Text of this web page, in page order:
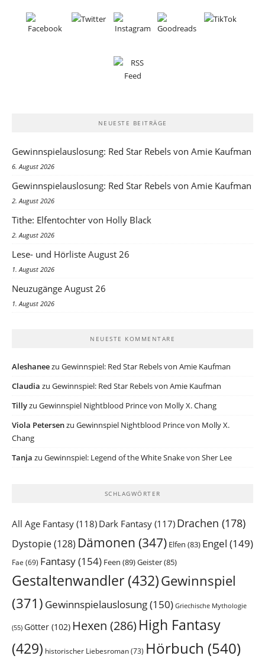
NEUESTE BEITRÄGE
Gewinnspielauslosung: Red Star Rebels von Amie Kaufman
6. August 2026
Gewinnspielauslosung: Red Star Rebels von Amie Kaufman
2. August 2026
Tithe: Elfentochter von Holly Black
2. August 2026
Lese- und Hörliste August 26
1. August 2026
Neuzugänge August 26
1. August 2026
NEUESTE KOMMENTARE
Aleshaneezu Gewinnspiel: Red Star Rebels von Amie Kaufman
Claudia zu Gewinnspiel: Red Star Rebels von Amie Kaufman
Tillyzu Gewinnspiel Nightblood Prince von Molly X. Chang
Viola Petersenzu Gewinnspiel Nightblood Prince von Molly X.
Chang
Tanja zu Gewinnspiel: Legend of the White Snake von Sher Lee
SCHLAGWÖRTER
All Age Fantasy (118) Dark Fantasy (117) Drachen (178)
Dystopie(128) Dämonen (347) Elfen (83) Engel (149)
Fae (69) Fantasy(154) Feen (89)Geister(85)
Gestaltenwandler (432)Gewinnspiel
(371) Gewinnspielauslosung(150) Griechische Mythologie
(55) Götter (102) Hexen (286) High Fantasy
(429) historischer Liebesroman(73) Hörbuch (540)